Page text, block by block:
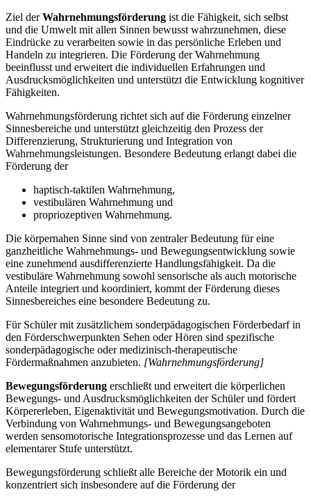
Ziel derWahrnehmungsförderung ist die Fähigkeit, sich selbst
und die Umwelt mit allen Sinnen bewusst wahrzunehmen, diese
Eindrücke zu verarbeiten sowie in das persönliche Erleben und
Handeln zu integrieren. Die Förderung der Wahrnehmung
beeinflusst und erweitert die individuellen Erfahrungen und
Ausdrucksmöglichkeiten und unterstützt die Entwicklung kognitiver
Fähigkeiten.
Wahrnehmungsförderung richtet sich auf die Förderung einzelner
Sinnesbereiche und unterstützt gleichzeitig den Prozess der
Differenzierung, Strukturierung und Integration von
Wahrnehmungsleistungen. Besondere Bedeutung erlangt dabei die
Förderung der
haptisch-taktilen Wahrnehmung,
vestibulären Wahrnehmung und
propriozeptiven Wahrnehmung.
Die körpernahen Sinne sind von zentraler Bedeutung für eine
ganzheitliche Wahrnehmungs- und Bewegungsentwicklung sowie
eine zunehmend ausdifferenzierte Handlungsfähigkeit. Da die
vestibuläre Wahrnehmung sowohl sensorische als auch motorische
Anteile integriert und koordiniert, kommt der Förderung dieses
Sinnesbereiches eine besondere Bedeutung zu.
Für Schüler mit zusätzlichem sonderpädagogischen Förderbedarf in
den Förderschwerpunkten Sehen oder Hören sind spezifische
sonderpädagogische oder medizinisch-therapeutische
Fördermaßnahmen anzubieten. [Wahrnehmungsförderung]
Bewegungsförderung erschließt und erweitert die körperlichen
Bewegungs- und Ausdrucksmöglichkeiten der Schüler und fördert
Körpererleben, Eigenaktivität und Bewegungsmotivation. Durch die
Verbindung von Wahrnehmungs- und Bewegungsangeboten
werden sensomotorische Integrationsprozesse und das Lernen auf
elementarer Stufe unterstützt.
Bewegungsförderung schließt alle Bereiche der Motorik ein und
konzentriert sich insbesondere auf die Förderung der